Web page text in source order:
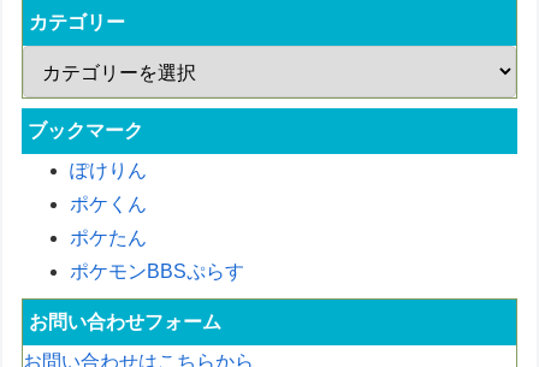
カテゴリー
ブックマーク
ぽけりん
ポケくん
ポケたん
ポケモンBBSぷらす
お問い合わせフォーム
お問い合わせはこちらから